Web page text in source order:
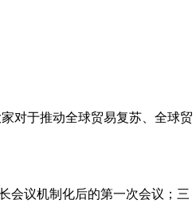
对于推动全球贸易复苏、全球贸
会议机制化后的第一次会议；三